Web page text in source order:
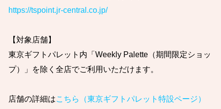
https://tspoint.jr-central.co.jp/
【対象店舗】
東京ギフトパレット内「Weekly Palette（期間限定ショッ
プ）」を除く全店でご利用いただけます。
店舗の詳細はこちら（東京ギフトパレット特設ページ）